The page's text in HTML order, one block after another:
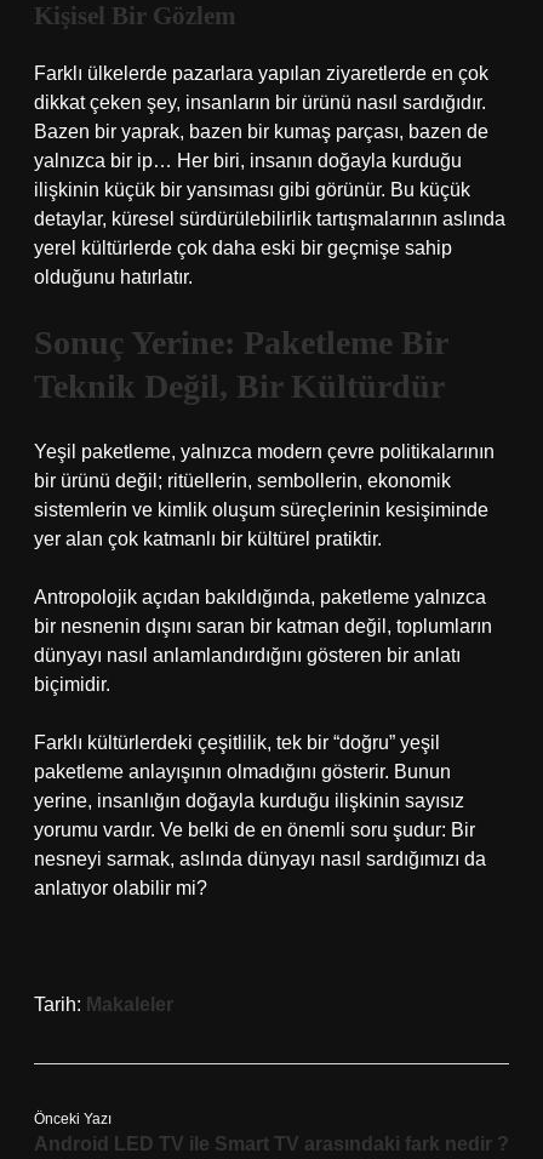
Kişisel Bir Gözlem
Farklı ülkelerde pazarlara yapılan ziyaretlerde en çok
dikkat çeken şey, insanların bir ürünü nasıl sardığıdır.
Bazen bir yaprak, bazen bir kumaş parçası, bazen de
yalnızca bir ip… Her biri, insanın doğayla kurduğu
ilişkinin küçük bir yansıması gibi görünür. Bu küçük
detaylar, küresel sürdürülebilirlik tartışmalarının aslında
yerel kültürlerde çok daha eski bir geçmişe sahip
olduğunu hatırlatır.
Sonuç Yerine: Paketleme Bir
Teknik Değil, Bir Kültürdür
Yeşil paketleme, yalnızca modern çevre politikalarının
bir ürünü değil; ritüellerin, sembollerin, ekonomik
sistemlerin ve kimlik oluşum süreçlerinin kesişiminde
yer alan çok katmanlı bir kültürel pratiktir.
Antropolojik açıdan bakıldığında, paketleme yalnızca
bir nesnenin dışını saran bir katman değil, toplumların
dünyayı nasıl anlamlandırdığını gösteren bir anlatı
biçimidir.
Farklı kültürlerdeki çeşitlilik, tek bir “doğru” yeşil
paketleme anlayışının olmadığını gösterir. Bunun
yerine, insanlığın doğayla kurduğu ilişkinin sayısız
yorumu vardır. Ve belki de en önemli soru şudur: Bir
nesneyi sarmak, aslında dünyayı nasıl sardığımızı da
anlatıyor olabilir mi?
Tarih: Makaleler
Önceki Yazı
Android LED TV ile Smart TV arasındaki fark nedir ?